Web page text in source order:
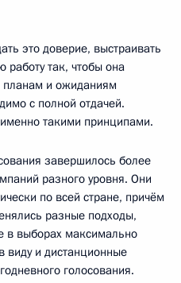
это доверие, выстраивать
так, чтобы она
планам и ожиданиям
с полной отдачей.
такими принципами.
завершилось более
разного уровня. Они
по всей стране, причём
разные подходы,
в выборах максимально
и дистанционные
голосования.